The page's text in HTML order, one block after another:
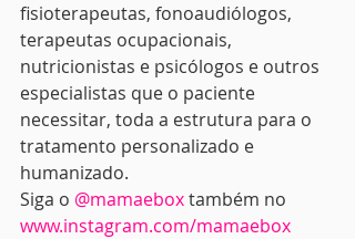
fisioterapeutas, fonoaudiólogos,
terapeutas ocupacionais,
nutricionistas e psicólogos e outros
especialistas que o paciente
necessitar, toda a estrutura para o
tratamento personalizado e
humanizado.
Siga o @mamaebox também no
www.instagram.com/mamaebox